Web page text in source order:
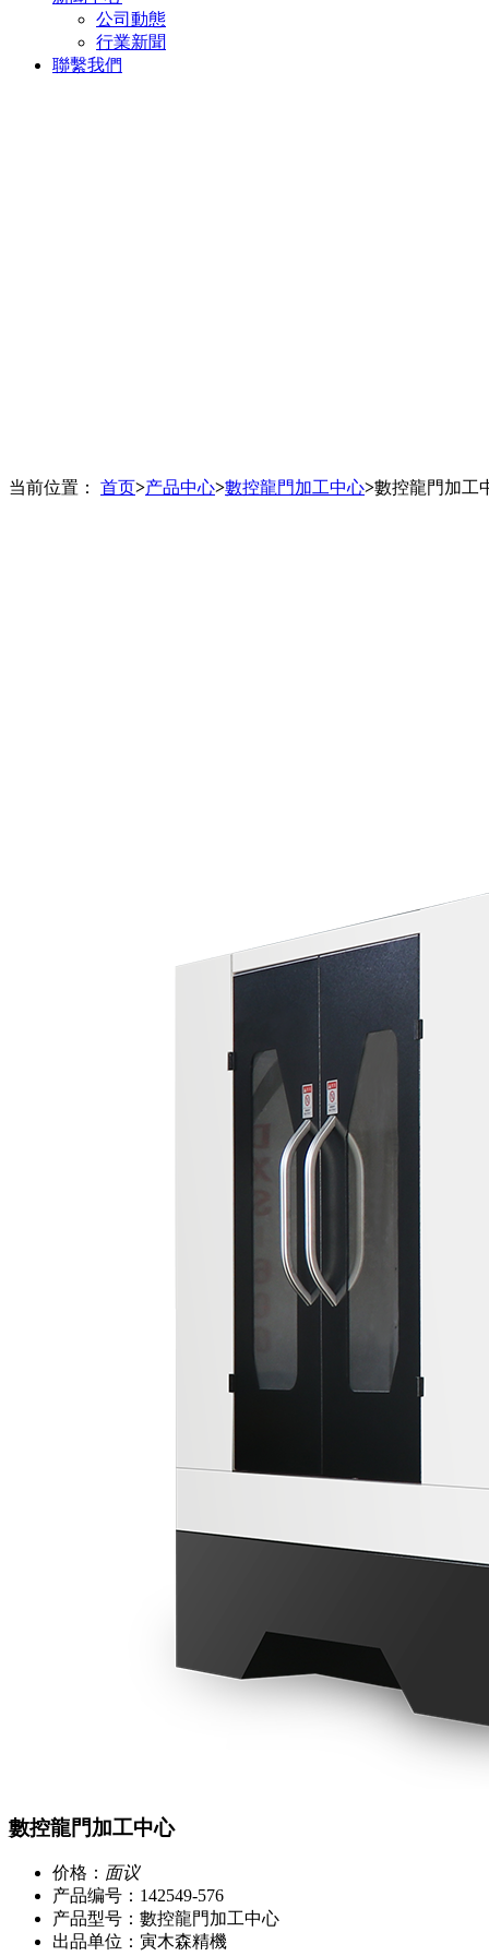
公司動態
行業新聞
聯繫我們
当前位置： 首页>产品中心>數控龍門加工中心>數控龍門加工
數控龍門加工中心
价格： 面议
产品编号：142549-576
产品型号：數控龍門加工中心
出品单位：寅木森精機